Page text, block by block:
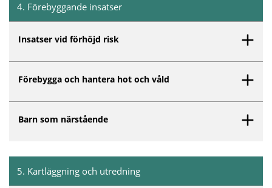
4. Förebyggande insatser
Insatser vid förhöjd risk
Förebygga och hantera hot och våld
Barn som närstående
5. Kartläggning och utredning